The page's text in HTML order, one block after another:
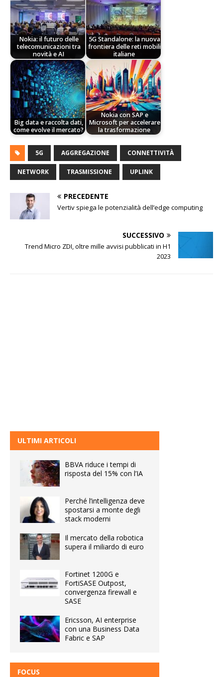
Nokia: il futuro delle
telecomunicazioni tra
novità e AI
5G Standalone: la nuova
frontiera delle reti mobili
italiane
Big data e raccolta dati,
come evolve il mercato?
Nokia con SAP e
Microsoft per accelerare
la trasformazione
5G AGGREGAZIONE CONNETTIVITÀ
NETWORK TRASMISSIONE UPLINK
PRECEDENTE
Vertiv spiega le potenzialità dell’edge computing
SUCCESSIVO
Trend Micro ZDI, oltre mille avvisi pubblicati in H1
2023
ULTIMI ARTICOLI
BBVA riduce i tempi di
risposta del 15% con l’IA
Perché l’intelligenza deve
spostarsi a monte degli
stack moderni
Il mercato della robotica
supera il miliardo di euro
Fortinet 1200G e
FortiSASE Outpost,
convergenza firewall e
SASE
Ericsson, AI enterprise
con una Business Data
Fabric e SAP
FOCUS